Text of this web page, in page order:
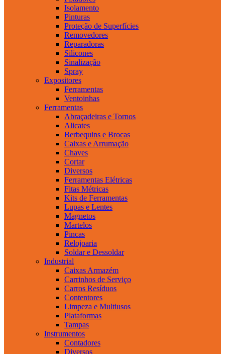
Isolamento
Pinturas
Proteção de Superfícies
Removedores
Reparadoras
Silicones
Sinalização
Spray
Expositores
Ferramentas
Ventoinhas
Ferramentas
Abraçadeiras e Tornos
Alicates
Berbequins e Brocas
Caixas e Arrumação
Chaves
Cortar
Diversos
Ferramentas Elétricas
Fitas Métricas
Kits de Ferramentas
Lupas e Lentes
Magnetos
Martelos
Pincas
Relojoaria
Soldar e Dessoldar
Industrial
Caixas Armazém
Carrinhos de Serviço
Carros Resíduos
Contentores
Limpeza e Multiusos
Plataformas
Tampas
Instrumentos
Contadores
Diversos